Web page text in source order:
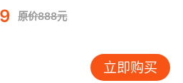
更加开放和互动的教学方
讨论，甚至通过项目式学
原价888元
立即购买